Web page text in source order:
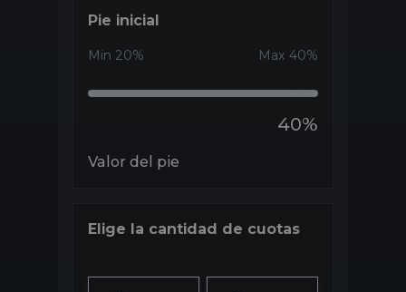
Pie inicial
Min 20% Max 40%
40%
Valor del pie
Elige la cantidad de cuotas